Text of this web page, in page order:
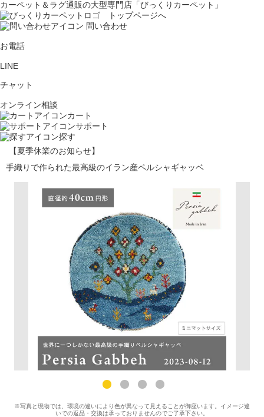
カーペット＆ラグ通販の大型専門店「びっくりカーペット」
問い合わせ
お電話
LINE
チャット
オンライン相談
カート
サポート
探す
【夏季休業のお知らせ】
手織りで作られた最高級のイラン産ペルシャギャッベ
※写真と現物では、環境の違いにより色が異なって見えることが御座います。イメージ違
いでの返品・交換は承っておりませんのでご了承下さい。